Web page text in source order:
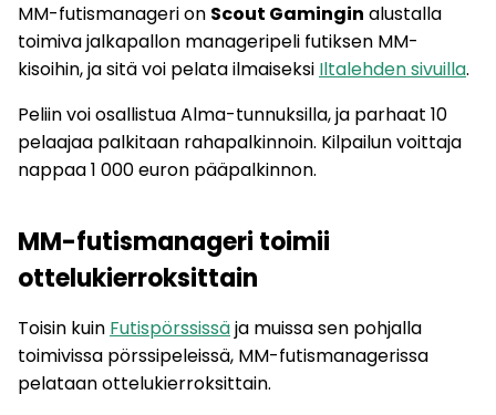
MM-futismanageri on Scout Gamingin alustalla
toimiva jalkapallon manageripeli futiksen MM-
kisoihin, ja sitä voi pelata ilmaiseksi Iltalehden sivuilla.
Peliin voi osallistua Alma-tunnuksilla, ja parhaat 10
pelaajaa palkitaan rahapalkinnoin. Kilpailun voittaja
nappaa 1 000 euron pääpalkinnon.
MM-futismanageri toimii
ottelukierroksittain
Toisin kuin Futispörssissäja muissa sen pohjalla
toimivissa pörssipeleissä, MM-futismanagerissa
pelataan ottelukierroksittain.